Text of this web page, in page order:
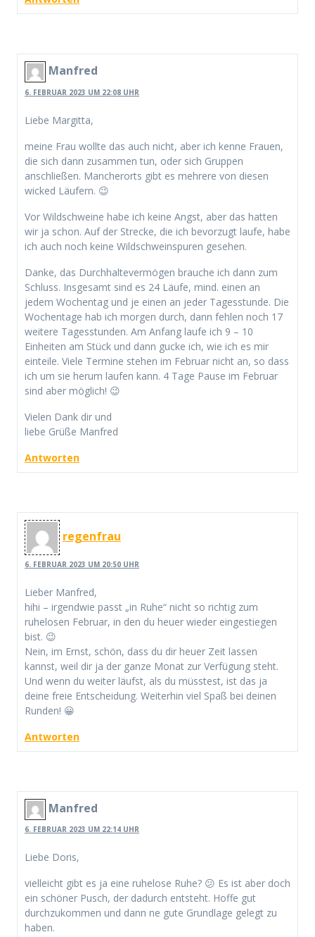
Manfred
6. FEBRUAR 2023 UM 22:08 UHR
Liebe Margitta,
meine Frau wollte das auch nicht, aber ich kenne Frauen,
die sich dann zusammen tun, oder sich Gruppen
anschließen. Mancherorts gibt es mehrere von diesen
wicked Läufern. 😉
Vor Wildschweine habe ich keine Angst, aber das hatten
wir ja schon. Auf der Strecke, die ich bevorzugt laufe, habe
ich auch noch keine Wildschweinspuren gesehen.
Danke, das Durchhaltevermögen brauche ich dann zum
Schluss. Insgesamt sind es 24 Läufe, mind. einen an
jedem Wochentag und je einen an jeder Tagesstunde. Die
Wochentage hab ich morgen durch, dann fehlen noch 17
weitere Tagesstunden. Am Anfang laufe ich 9 – 10
Einheiten am Stück und dann gucke ich, wie ich es mir
einteile. Viele Termine stehen im Februar nicht an, so dass
ich um sie herum laufen kann. 4 Tage Pause im Februar
sind aber möglich! 😉
Vielen Dank dir und
liebe Grüße Manfred
Antworten
regenfrau
6. FEBRUAR 2023 UM 20:50 UHR
Lieber Manfred,
hihi – irgendwie passt „in Ruhe“ nicht so richtig zum
ruhelosen Februar, in den du heuer wieder eingestiegen
bist. 😉
Nein, im Ernst, schön, dass du dir heuer Zeit lassen
kannst, weil dir ja der ganze Monat zur Verfügung steht.
Und wenn du weiter läufst, als du müsstest, ist das ja
deine freie Entscheidung. Weiterhin viel Spaß bei deinen
Runden! 😀
Antworten
Manfred
6. FEBRUAR 2023 UM 22:14 UHR
Liebe Doris,
vielleicht gibt es ja eine ruhelose Ruhe? 😕 Es ist aber doch
ein schöner Pusch, der dadurch entsteht. Hoffe gut
durchzukommen und dann ne gute Grundlage gelegt zu
haben.